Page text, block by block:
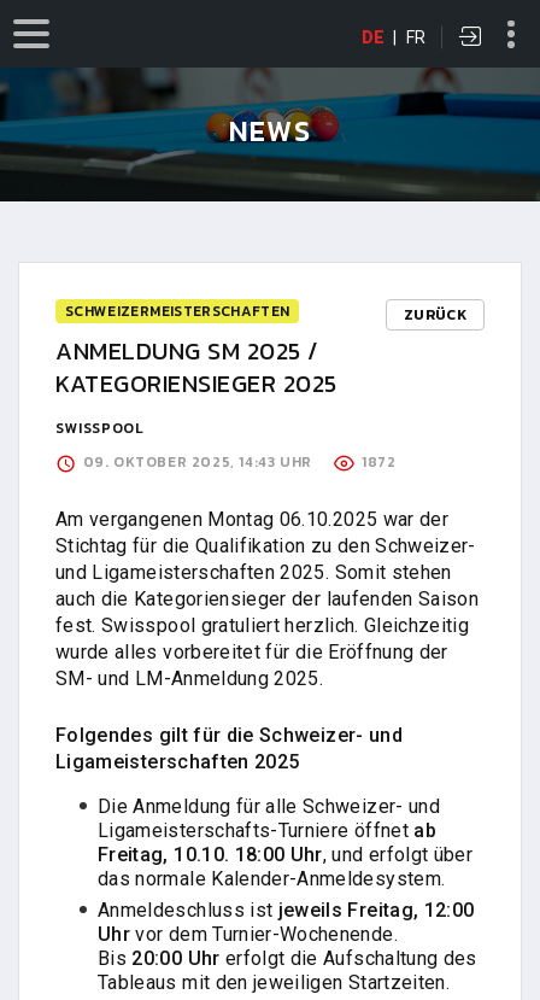
DE | FR
NEWS
SCHWEIZERMEISTERSCHAFTEN ZURÜCK
ANMELDUNG SM 2025 /
KATEGORIENSIEGER 2025
SWISSPOOL
09. OKTOBER 2025, 14:43 UHR
1872
Am vergangenen Montag 06.10.2025 war der
Stichtag für die Qualifikation zu den Schweizer-
und Ligameisterschaften 2025. Somit stehen
auch die Kategoriensieger der laufenden Saison
fest. Swisspool gratuliert herzlich. Gleichzeitig
wurde alles vorbereitet für die Eröffnung der
SM- und LM-Anmeldung 2025.
Folgendes gilt für die Schweizer- und
Ligameisterschaften 2025
Die Anmeldung für alle Schweizer- und
Ligameisterschafts-Turniere öffnet ab
Freitag, 10.10. 18:00 Uhr, und erfolgt über
das normale Kalender-Anmeldesystem.
Anmeldeschluss ist jeweils Freitag, 12:00
Uhr vor dem Turnier-Wochenende.
Bis 20:00 Uhr erfolgt die Aufschaltung des
Tableaus mit den jeweiligen Startzeiten.